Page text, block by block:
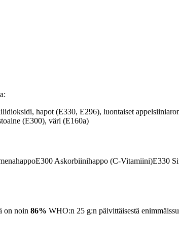
hapot (E330, E296), luontaiset
(E300), väri (E160a)
E300 Askorbiinihappo (C-Vitamiini)E330
on noin 86% WHO:n 25 g:n päivittäisestä